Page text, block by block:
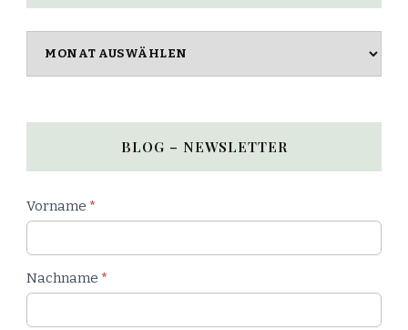
BLOG – NEWSLETTER
Newsletter
Vorname *
Nachname *